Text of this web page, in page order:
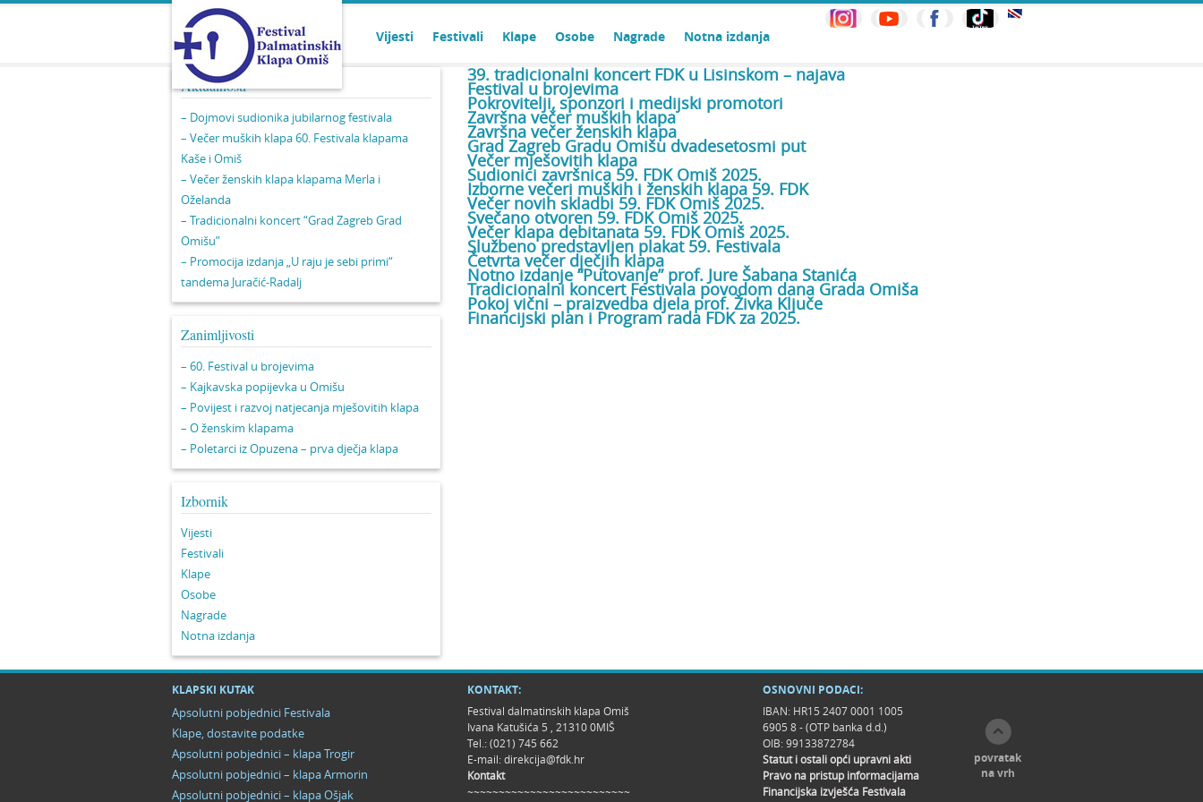
Vijesti Festivali Klape Osobe Nagrade Notna izdanja
Aktualnosti
– Dojmovi sudionika jubilarnog festivala
– Večer muških klapa 60. Festivala klapama
Kaše i Omiš
– Večer ženskih klapa klapama Merla i
Oželanda
– Tradicionalni koncert “Grad Zagreb Grad
Omišu”
– Promocija izdanja „U raju je sebi primi“
tandema Juračić-Radalj
Zanimljivosti
– 60. Festival u brojevima
– Kajkavska popijevka u Omišu
– Povijest i razvoj natjecanja mješovitih klapa
– O ženskim klapama
– Poletarci iz Opuzena – prva dječja klapa
Izbornik
Vijesti
Festivali
Klape
Osobe
Nagrade
Notna izdanja
39. tradicionalni koncert FDK u Lisinskom – najava
Festival u brojevima
Pokrovitelji, sponzori i medijski promotori
Završna večer muških klapa
Završna večer ženskih klapa
Grad Zagreb Gradu Omišu dvadesetosmi put
Večer mješovitih klapa
Sudionici završnica 59. FDK Omiš 2025.
Izborne večeri muških i ženskih klapa 59. FDK
Večer novih skladbi 59. FDK Omiš 2025.
Svečano otvoren 59. FDK Omiš 2025.
Večer klapa debitanata 59. FDK Omiš 2025.
Službeno predstavljen plakat 59. Festivala
Četvrta večer dječjih klapa
Notno izdanje “Putovanje” prof. Jure Šabana Stanića
Tradicionalni koncert Festivala povodom dana Grada Omiša
Pokoj vični – praizvedba djela prof. Živka Ključe
Financijski plan i Program rada FDK za 2025.
KLAPSKI KUTAK
Apsolutni pobjednici Festivala
Klape, dostavite podatke
Apsolutni pobjednici – klapa Trogir
Apsolutni pobjednici – klapa Armorin
Apsolutni pobjednici – klapa Ošjak
KONTAKT:
Festival dalmatinskih klapa Omiš
Ivana Katušića 5 , 21310 0MIŠ
Tel.: (021) 745 662
E-mail:direkcija@fdk.hr
Kontakt
~~~~~~~~~~~~~~~~~~~~~~~~~~
OSNOVNI PODACI:
IBAN: HR15 2407 0001 1005
6905 8 - (OTP banka d.d.)
OIB: 99133872784
Statut i ostali opći upravni akti
Pravo na pristup informacijama
Financijska izvješća Festivala
povratak
na vrh